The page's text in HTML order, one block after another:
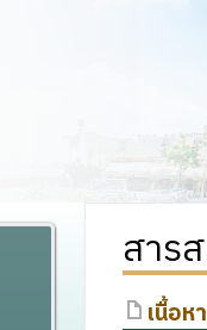
สาร
เนื้อหา